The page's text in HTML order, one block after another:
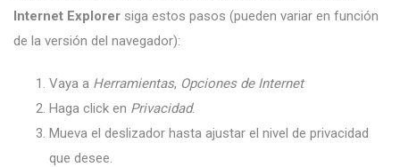
Internet Explorer siga estos pasos (pueden variar en función
de la versión del navegador):
Vaya a Herramientas, Opciones de Internet
Haga click en Privacidad.
Mueva el deslizador hasta ajustar el nivel de privacidad
que desee.